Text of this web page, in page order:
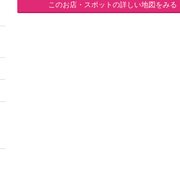
このお店・スポットの詳しい地図をみる